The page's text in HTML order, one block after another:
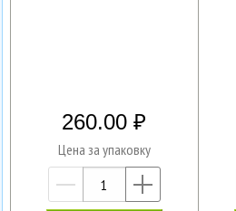
260.00
Цена за упаковку
—